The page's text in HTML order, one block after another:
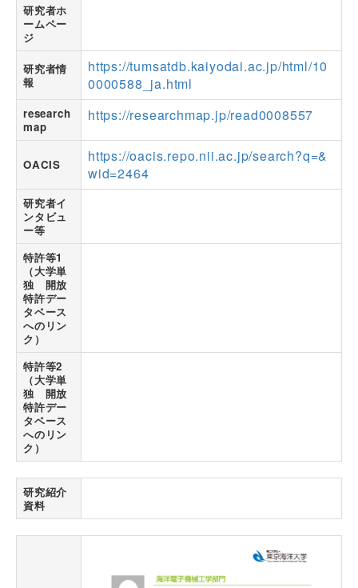
研究者ホ
ームペー
ジ
研究者情
報
https://tumsatdb.kaiyodai.ac.jp/html/10
0000588_ja.html
research
map
https://researchmap.jp/read0008557
OACIS
https://oacis.repo.nii.ac.jp/search?q=&
wid=2464
研究者イ
ンタビュ
ー等
特許等1
（大学単
独 開放
特許デー
タベース
へのリン
ク）
特許等2
（大学単
独 開放
特許デー
タベース
へのリン
ク）
研究紹介
資料